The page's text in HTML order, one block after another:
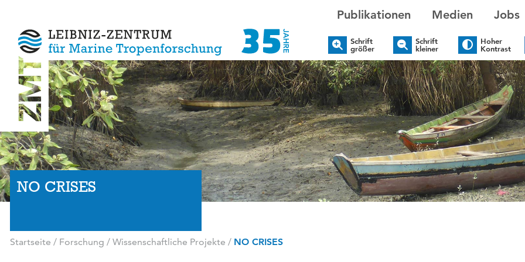
Publikationen Medien Jobs
Schrift
größer
Schrift
kleiner
Hoher
Kontrast
NO CRISES
Startseite / Forschung / Wissenschaftliche Projekte / NO CRISES